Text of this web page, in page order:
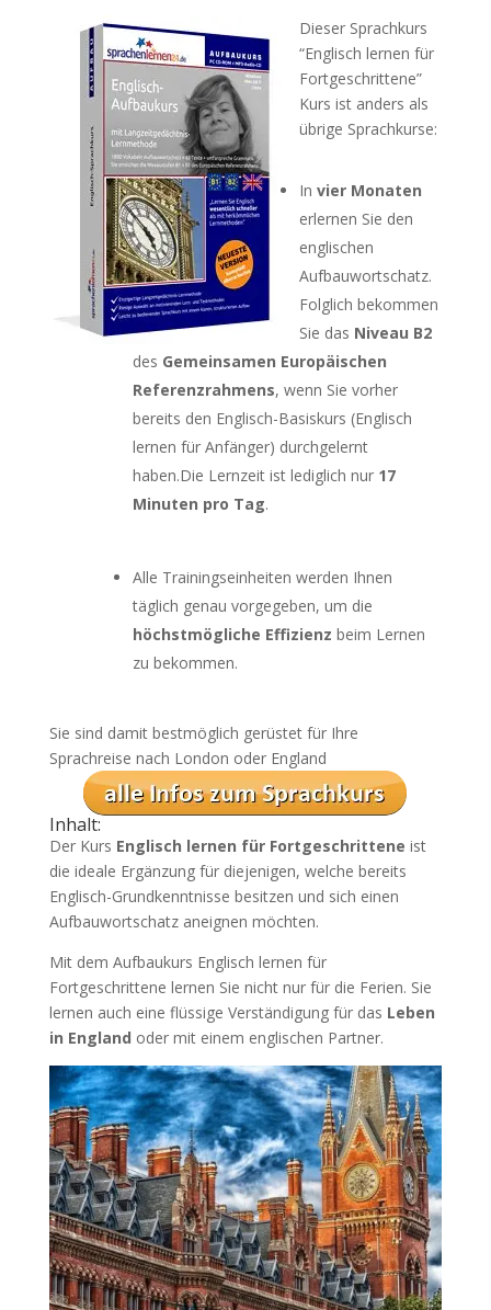
Dieser Sprachkurs
“Englisch lernen für
Fortgeschrittene”
Kurs ist anders als
übrige Sprachkurse:
In vier Monaten
erlernen Sie den
englischen
Aufbauwortschatz.
Folglich bekommen
Sie das Niveau B2
des Gemeinsamen Europäischen
Referenzrahmens, wenn Sie vorher
bereits den Englisch-Basiskurs (Englisch
lernen für Anfänger) durchgelernt
haben.Die Lernzeit ist lediglich nur 17
Minuten pro Tag.
Alle Trainingseinheiten werden Ihnen
täglich genau vorgegeben, um die
höchstmögliche Effizienz beim Lernen
zu bekommen.
Sie sind damit bestmöglich gerüstet für Ihre
Sprachreise nach London oder England
Inhalt:
Der Kurs Englisch lernen für Fortgeschrittene ist
die ideale Ergänzung für diejenigen, welche bereits
Englisch-Grundkenntnisse besitzen und sich einen
Aufbauwortschatz aneignen möchten.
Mit dem Aufbaukurs Englisch lernen für
Fortgeschrittene lernen Sie nicht nur für die Ferien. Sie
lernen auch eine flüssige Verständigung für das Leben
in England oder mit einem englischen Partner.